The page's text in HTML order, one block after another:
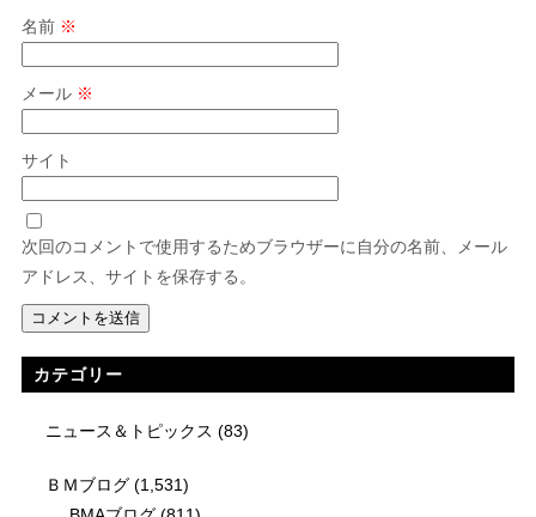
名前 ※
メール ※
サイト
次回のコメントで使用するためブラウザーに自分の名前、メール
アドレス、サイトを保存する。
カテゴリー
ニュース＆トピックス (83)
ＢＭブログ(1,531)